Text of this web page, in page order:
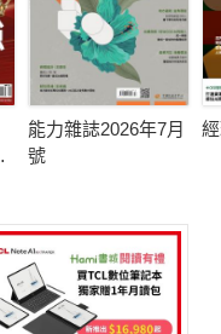
能力雜誌2026年7月
號